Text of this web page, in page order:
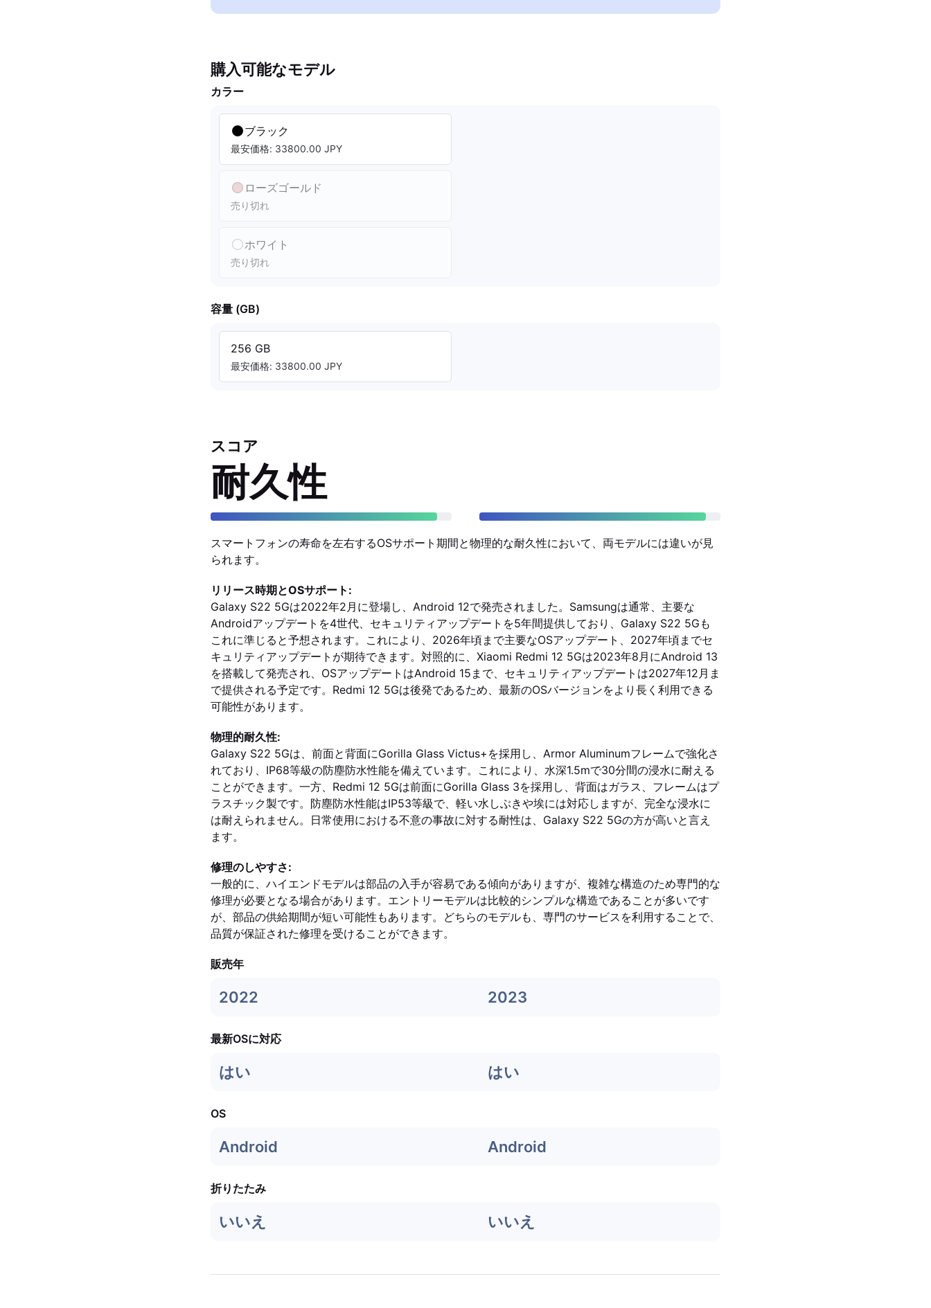
購入可能なモデル
カラー
ブラック
最安価格: 33800.00 JPY
ローズゴールド
売り切れ
ホワイト
売り切れ
容量 (GB)
256 GB
最安価格: 33800.00 JPY
スコア
耐久性
スマートフォンの寿命を左右するOSサポート期間と物理的な耐久性において、両モデルには違いが見
られます。
リリース時期とOSサポート:
Galaxy S22 5Gは2022年2月に登場し、Android 12で発売されました。Samsungは通常、主要な
Androidアップデートを4世代、セキュリティアップデートを5年間提供しており、Galaxy S22 5Gも
これに準じると予想されます。これにより、2026年頃まで主要なOSアップデート、2027年頃までセ
キュリティアップデートが期待できます。対照的に、Xiaomi Redmi 12 5Gは2023年8月にAndroid 13
を搭載して発売され、OSアップデートはAndroid 15まで、セキュリティアップデートは2027年12月ま
で提供される予定です。Redmi 12 5Gは後発であるため、最新のOSバージョンをより長く利用できる
可能性があります。
物理的耐久性:
Galaxy S22 5Gは、前面と背面にGorilla Glass Victus+を採用し、Armor Aluminumフレームで強化さ
れており、IP68等級の防塵防水性能を備えています。これにより、水深1.5mで30分間の浸水に耐える
ことができます。一方、Redmi 12 5Gは前面にGorilla Glass 3を採用し、背面はガラス、フレームはプ
ラスチック製です。防塵防水性能はIP53等級で、軽い水しぶきや埃には対応しますが、完全な浸水に
は耐えられません。日常使用における不意の事故に対する耐性は、Galaxy S22 5Gの方が高いと言え
ます。
修理のしやすさ:
一般的に、ハイエンドモデルは部品の入手が容易である傾向がありますが、複雑な構造のため専門的な
修理が必要となる場合があります。エントリーモデルは比較的シンプルな構造であることが多いです
が、部品の供給期間が短い可能性もあります。どちらのモデルも、専門のサービスを利用することで、
品質が保証された修理を受けることができます。
販売年
2022 2023
最新OSに対応
はい はい
OS
Android Android
折りたたみ
いいえ いいえ